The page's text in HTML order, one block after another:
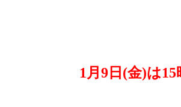
1月9日(金)は15